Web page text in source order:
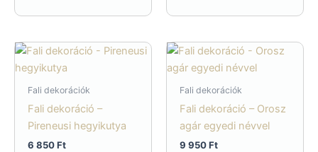
Fali dekorációk
Fali dekoráció –
Pireneusi hegyikutya
6 850Ft
Fali dekorációk
Fali dekoráció – Orosz
agár egyedi névvel
9 950Ft